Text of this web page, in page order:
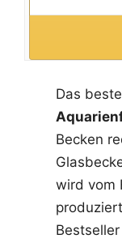
Das
Becken
wird vom